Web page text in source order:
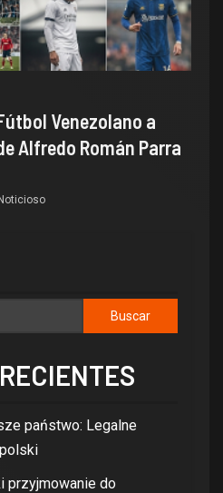
Venezolano a
Alfredo Román Parra
Buscar
państwo: Legalne
przyjmowanie do